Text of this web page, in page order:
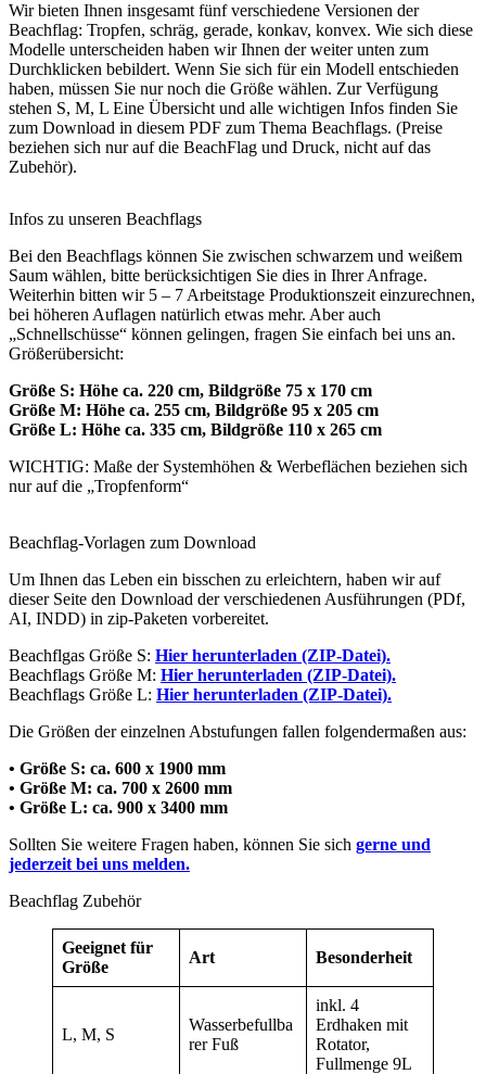
Wir bieten Ihnen insgesamt fünf verschiedene Versionen der
Beachflag: Tropfen, schräg, gerade, konkav, konvex. Wie sich diese
Modelle unterscheiden haben wir Ihnen der weiter unten zum
Durchklicken bebildert. Wenn Sie sich für ein Modell entschieden
haben, müssen Sie nur noch die Größe wählen. Zur Verfügung
stehen S, M, L Eine Übersicht und alle wichtigen Infos finden Sie
zum Download in diesem PDF zum Thema Beachflags. (Preise
beziehen sich nur auf die BeachFlag und Druck, nicht auf das
Zubehör).
Infos zu unseren Beachflags
Bei den Beachflags können Sie zwischen schwarzem und weißem
Saum wählen, bitte berücksichtigen Sie dies in Ihrer Anfrage.
Weiterhin bitten wir 5 – 7 Arbeitstage Produktionszeit einzurechnen,
bei höheren Auflagen natürlich etwas mehr. Aber auch
„Schnellschüsse“ können gelingen, fragen Sie einfach bei uns an.
Größerübersicht:
Größe S: Höhe ca. 220 cm, Bildgröße 75 x 170 cm
Größe M: Höhe ca. 255 cm, Bildgröße 95 x 205 cm
Größe L: Höhe ca. 335 cm, Bildgröße 110 x 265 cm
WICHTIG: Maße der Systemhöhen & Werbeflächen beziehen sich
nur auf die „Tropfenform“
Beachflag-Vorlagen zum Download
Um Ihnen das Leben ein bisschen zu erleichtern, haben wir auf
dieser Seite den Download der verschiedenen Ausführungen (PDf,
AI, INDD) in zip-Paketen vorbereitet.
Beachflgas Größe S: Hier herunterladen (ZIP-Datei).
Beachflags Größe M: Hier herunterladen (ZIP-Datei).
Beachflags Größe L: Hier herunterladen (ZIP-Datei).
Die Größen der einzelnen Abstufungen fallen folgendermaßen aus:
• Größe S: ca. 600 x 1900 mm
• Größe M: ca. 700 x 2600 mm
• Größe L: ca. 900 x 3400 mm
Sollten Sie weitere Fragen haben, können Sie sich gerne und
jederzeit bei uns melden.
Beachflag Zubehör
Geeignet für
Größe
Art Besonderheit
L, M, S
Wasserbefullba
rer Fuß
inkl. 4
Erdhaken mit
Rotator,
Fullmenge 9L